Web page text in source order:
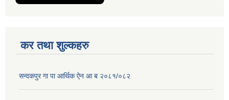
कर तथा शुल्कहरु
सन्दकपुर गा पा आर्थिक ऐन आ ब २०८१/०८२